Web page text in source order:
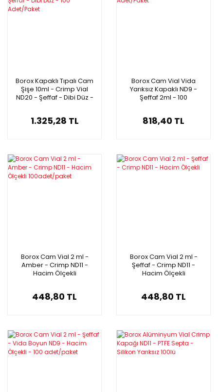
Borox Kapaklı Tıpalı Cam
Şişe 10ml - Crimp Vial
ND20 - Şeffaf - Dibi Düz -
1.325,28 TL
Borox Cam Vial Vida
Yarıksız Kapaklı ND9 -
Şeffaf 2ml - 100
818,40 TL
Borox Cam Vial 2 ml -
Amber - Crimp ND11 -
Hacim Ölçekli
448,80 TL
Borox Cam Vial 2 ml -
Şeffaf - Crimp ND11 -
Hacim Ölçekli
448,80 TL